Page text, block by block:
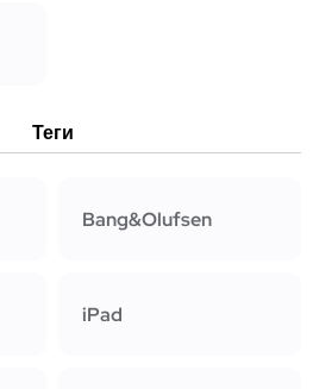
Теги
Bang&Olufsen
iPad